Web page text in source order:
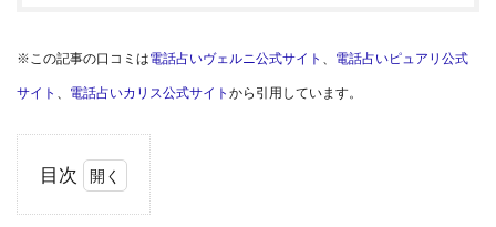
※この記事の口コミは電話占いヴェルニ公式サイト 電話占いピュアリ公式
サイト 電話占いカリス公式サイト から引用しています。
目次